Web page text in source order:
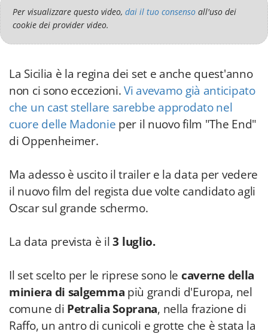
Per visualizzare questo video, dai il tuo consenso all'uso dei
cookie dei provider video.
La Sicilia è la regina dei set e anche quest'anno
non ci sono eccezioni.Vi avevamo già anticipato
che un cast stellare sarebbe approdato nel
cuore delle Madonie per il nuovo film "The End"
di Oppenheimer.
Ma adesso è uscito il trailer e la data per vedere
il nuovo film del regista due volte candidato agli
Oscar sul grande schermo.
La data prevista è il3 luglio.
Il set scelto per le riprese sono le caverne della
miniera di salgemma più grandi d'Europa, nel
comune di Petralia Soprana, nella frazione di
Raffo, un antro di cunicoli e grotte che è stata la